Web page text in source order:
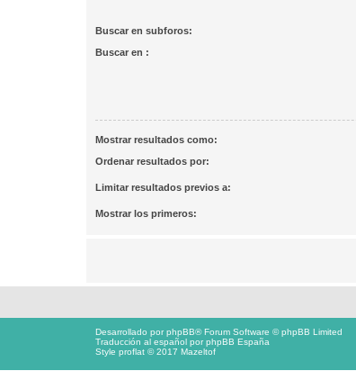
Buscar en subforos:
Buscar en :
Mostrar resultados como:
Ordenar resultados por:
Limitar resultados previos a:
Mostrar los primeros:
Desarrollado porphpBB® Forum Software © phpBB Limited
Traducción al español porphpBB España
Style proflat © 2017 Mazeltof